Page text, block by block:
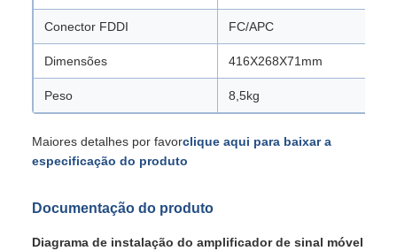
Conector FDDI FC/APC
Dimensões 416X268X71mm
Peso 8,5kg
Maiores detalhes por favorclique aqui para baixar a
especificação do produto
Documentação do produto
Diagrama de instalação do amplificador de sinal móvel